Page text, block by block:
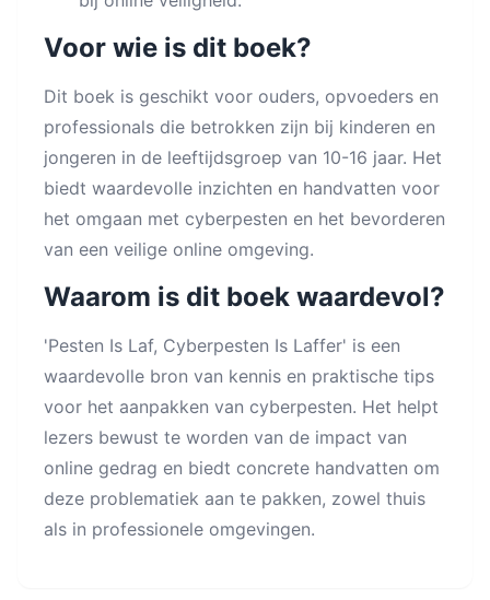
Voor wie is dit boek?
Dit boek is geschikt voor ouders, opvoeders en
professionals die betrokken zijn bij kinderen en
jongeren in de leeftijdsgroep van 10-16 jaar. Het
biedt waardevolle inzichten en handvatten voor
het omgaan met cyberpesten en het bevorderen
van een veilige online omgeving.
Waarom is dit boek waardevol?
'Pesten Is Laf, Cyberpesten Is Laffer' is een
waardevolle bron van kennis en praktische tips
voor het aanpakken van cyberpesten. Het helpt
lezers bewust te worden van de impact van
online gedrag en biedt concrete handvatten om
deze problematiek aan te pakken, zowel thuis
als in professionele omgevingen.